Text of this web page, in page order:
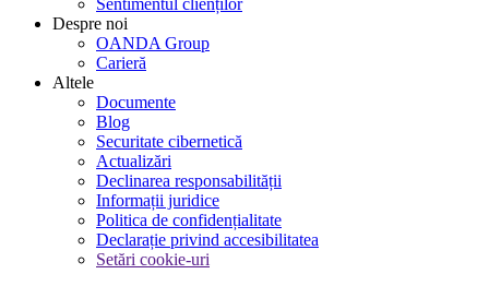
Sentimentul clienților
Despre noi
OANDA Group
Carieră
Altele
Documente
Blog
Securitate cibernetică
Actualizări
Declinarea responsabilității
Informații juridice
Politica de confidențialitate
Declarație privind accesibilitatea
Setări cookie-uri